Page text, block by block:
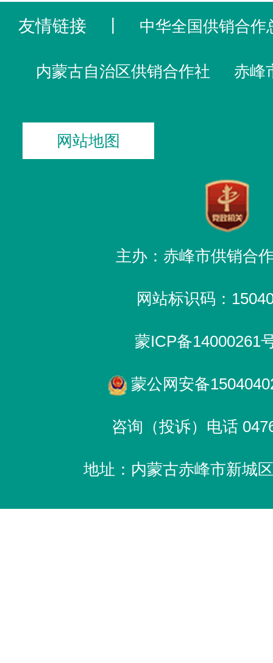
友情链接 中华全国供销合作
内蒙古自治区供销合作社 赤峰
网站地图
主办：赤峰市供销合
网站标识码：
蒙ICP备14000261
蒙公网安备
咨询（投诉）电话
地址：内蒙古赤峰市新城